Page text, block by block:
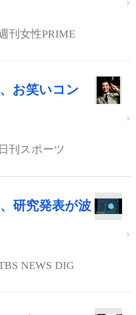
刊女性PRIME
お笑いコン
日刊スポーツ
研究発表が波
NEWS DIG